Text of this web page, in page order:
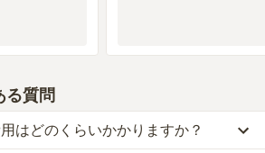
るので、歩く距離が短く、便利です。
、便利です。お墓の敷地はアスファルト
る質問
はどのくらいかかりますか？